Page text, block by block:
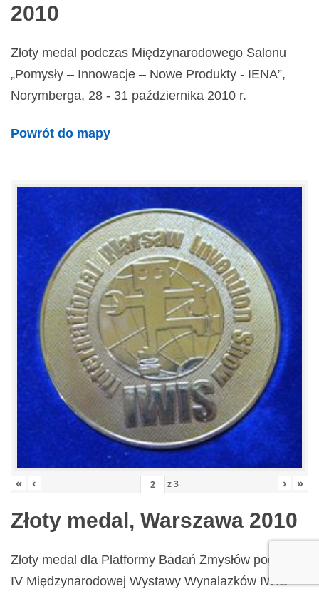
2010
Złoty medal podczas Międzynarodowego Salonu
„Pomysły – Innowacje – Nowe Produkty - IENA”,
Norymberga, 28 - 31 października 2010 r.
Powrót do mapy
« ‹ z3 › »
Złoty medal, Warszawa 2010
Złoty medal dla Platformy Badań Zmysłów podczas
IV Międzynarodowej Wystawy Wynalazków IWIS